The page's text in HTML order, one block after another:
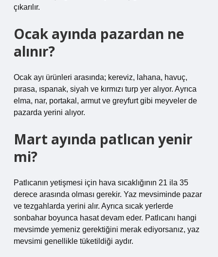
çıkarılır.
Ocak ayında pazardan ne
alınır?
Ocak ayı ürünleri arasında; kereviz, lahana, havuç,
pırasa, ıspanak, siyah ve kırmızı turp yer alıyor. Ayrıca
elma, nar, portakal, armut ve greyfurt gibi meyveler de
pazarda yerini alıyor.
Mart ayında patlıcan yenir
mi?
Patlıcanın yetişmesi için hava sıcaklığının 21 ila 35
derece arasında olması gerekir. Yaz mevsiminde pazar
ve tezgahlarda yerini alır. Ayrıca sıcak yerlerde
sonbahar boyunca hasat devam eder. Patlıcanı hangi
mevsimde yemeniz gerektiğini merak ediyorsanız, yaz
mevsimi genellikle tüketildiği aydır.